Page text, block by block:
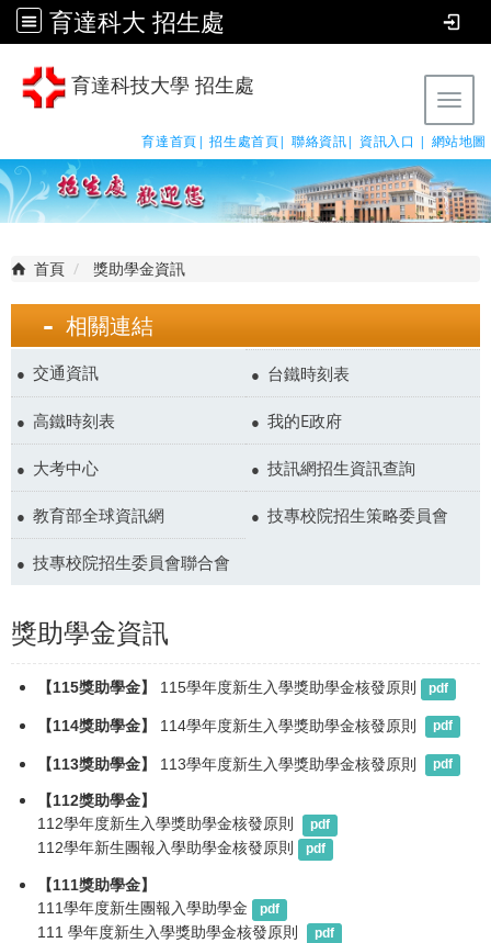
育達科大 招生處
育達科技大學 招生處
育達首頁| 招生處首頁| 聯絡資訊| 資訊入口 | 網站地圖
首頁 獎助學金資訊
相關連結
交通資訊 台鐵時刻表
高鐵時刻表 我的E政府
大考中心 技訊網招生資訊查詢
教育部全球資訊網 技專校院招生策略委員會
技專校院招生委員會聯合會
獎助學金資訊
【115獎助學金】 115學年度新生入學獎助學金核發原則 pdf
【114獎助學金】 114學年度新生入學獎助學金核發原則 pdf
【113獎助學金】 113學年度新生入學獎助學金核發原則 pdf
【112獎助學金】
112學年度新生入學獎助學金核發原則
pdf
112學年新生團報入學助學金核發原則 pdf
【111獎助學金】
111學年度新生團報入學助學金
pdf
111 學年度新生入學獎助學金核發原則 pdf